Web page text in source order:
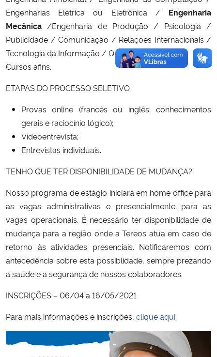
Engenharias Elétrica ou Eletrônica / Engenharia
Mecânica /Engenharia de Produção / Psicologia /
Publicidade / Comunicação / Relações Internacionais /
Tecnologia da Informação / Química / Nutrição
Cursos afins.
ETAPAS DO PROCESSO SELETIVO
Provas online (francês ou inglês; conhecimentos
gerais e raciocínio lógico);
Vídeoentrevista;
Entrevistas individuais.
TENHO QUE TER DISPONIBILIDADE DE MUDANÇA?
Nosso programa de estágio iniciará em home office para
as vagas administrativas e presencialmente para as
vagas operacionais. É necessário ter disponibilidade de
mudança para a região onde a Tereos atua em caso de
retorno às atividades presenciais. Notificaremos com
antecedência sobre esta possiblidade, sempre prezando
a saúde e a segurança de nossos colaboradores.
INSCRIÇÕES – 06/04 a 16/05/2021
Para mais informações e inscrições, clique aqui.